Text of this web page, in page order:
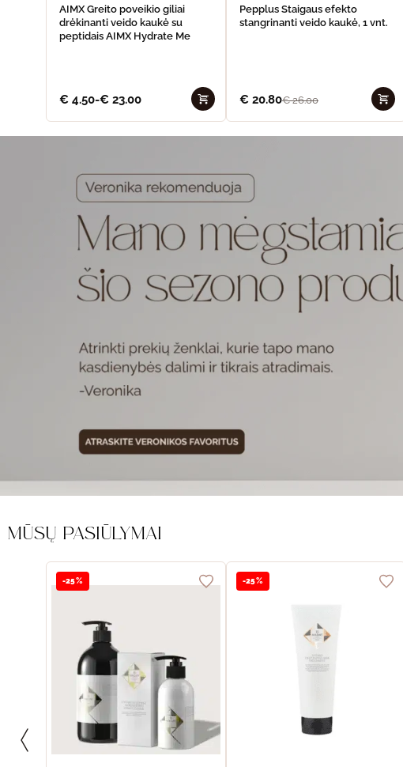
AIMX Greito poveikio giliai
drėkinanti veido kaukė su
peptidais AIMX Hydrate Me
€ 4.50-€ 23.00
Pepplus Staigaus efekto
stangrinanti veido kaukė, 1 vnt.
€ 20.80€26.00
MŪSŲ PASIŪLYMAI
-25% -25%